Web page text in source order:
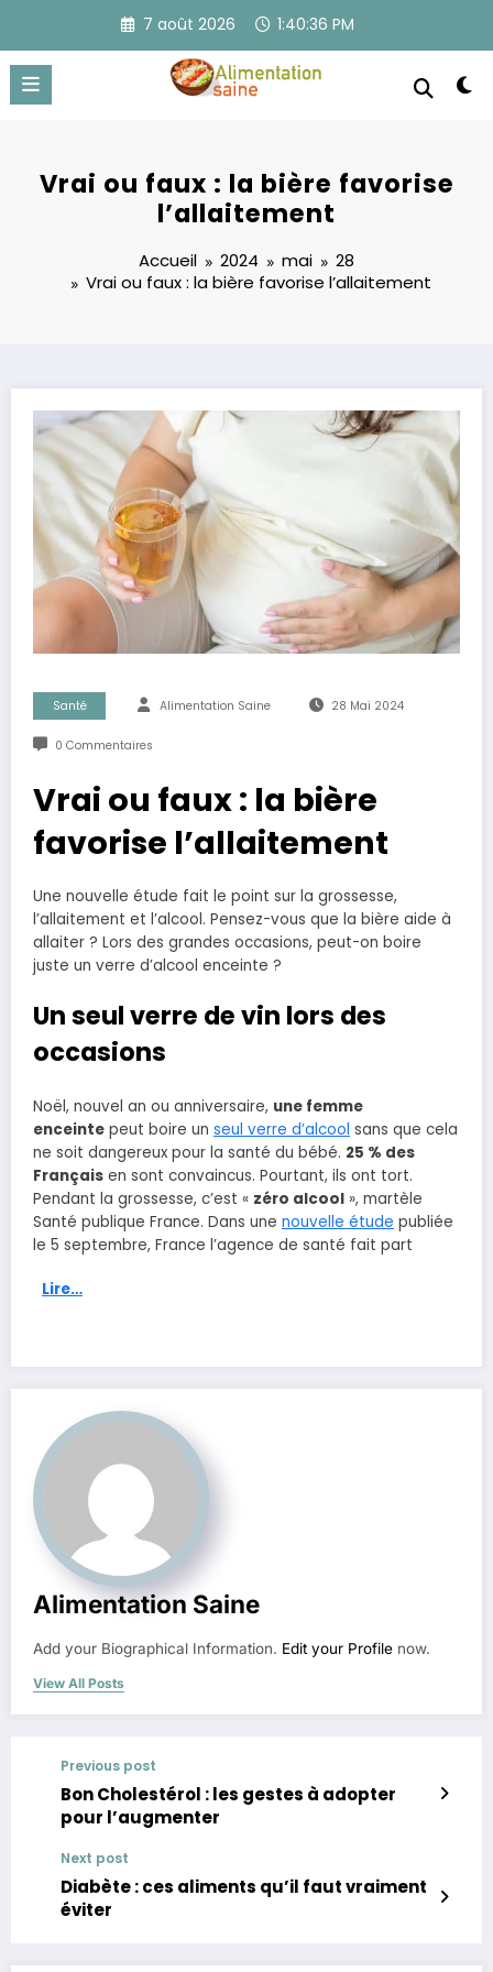
contenu
7 août 2026 1:40:36 PM
Vrai ou faux : la bière favorise
l’allaitement
Accueil 2024 mai
28
Vrai ou faux : la bière favorise l’allaitement
Santé Alimentation Saine 28 Mai 2024
0 Commentaires
Vrai ou faux : la bière
favorise l’allaitement
Une nouvelle étude fait le point sur la grossesse,
l’allaitement et l’alcool. Pensez-vous que la bière aide à
allaiter ? Lors des grandes occasions, peut-on boire
juste un verre d’alcool enceinte ?
Un seul verre de vin lors des
occasions
Noël, nouvel an ou anniversaire, une femme
enceinte peut boire un seul verre d’alcool sans que cela
ne soit dangereux pour la santé du bébé. 25 % des
Français en sont convaincus. Pourtant, ils ont tort.
Pendant la grossesse, c’est « zéro alcool », martèle
Santé publique France. Dans une nouvelle étude publiée
le 5 septembre, France l’agence de santé fait part
Lire…
Alimentation Saine
Add your Biographical Information. Edit your Profile now.
View All Posts
Previous post
Bon Cholestérol : les gestes à adopter
pour l’augmenter
Next post
Diabète : ces aliments qu’il faut vraiment
éviter